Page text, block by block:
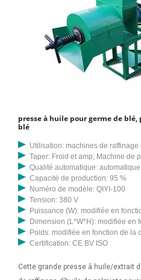
presse à huile pour germe de
blé
Utilisation: machines de
Taper: Froid et amp; Machine de
Qualité automatique: automatique
Capacité de production: 95 %
Numéro de modèle: QIYI-100
Tension: 380 V
Puissance (W): modifiée en
Dimension (L*W*H): modifiée en
Poids: modifiée en fonction de la
Certification: CE BV ISO
Cette grande presse à huile/extrait